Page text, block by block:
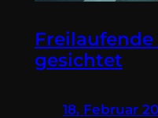
gesichtet
18. Februar